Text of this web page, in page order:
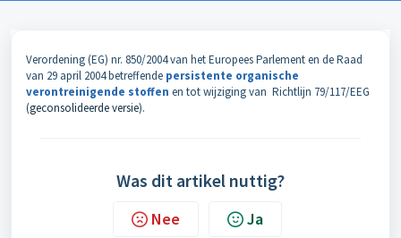
Verordening (EG) nr. 850/2004 van het Europees Parlement en de Raad
van 29 april 2004 betreffende persistente organische
verontreinigende stoffen en tot wijziging van Richtlijn 79/117/EEG
(geconsolideerde versie).
Was dit artikel nuttig?
Nee Ja